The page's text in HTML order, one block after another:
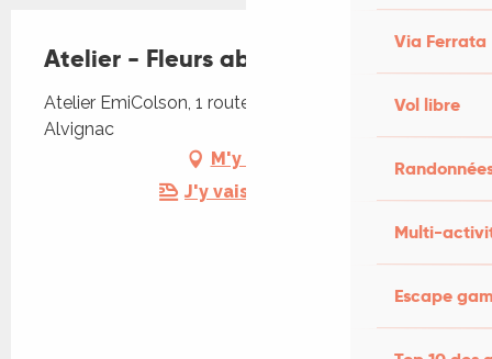
Via Ferrata
Vol libre
Multi-
Escape
Atelier - Fleurs abstraites
Atelier EmiColson, 1 route de Rocamadour, 46500
Alvignac
M'y rendre
J'y vais en train !